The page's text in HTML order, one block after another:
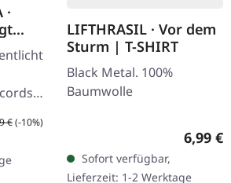
2LP
und
im…
Preis:
€(-10%)
LIFTHRASIL · Vor dem
Sturm | T-SHIRT
Black Metal. 100%
Baumwolle
6,99 €
Sofort verfügbar,
Lieferzeit: 1-2 Werktage